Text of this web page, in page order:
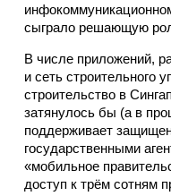
сыграло решающую
В числе приложений,
и сеть строительного
строительство в
затянулось бы (а в
поддерживает
государственными
«мобильное
доступ к трём сотням